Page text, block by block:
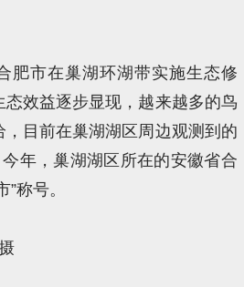
肥市在巢湖环湖带实施生态修
效益逐步显现，越来越多的鸟
目前在巢湖湖区周边观测到的
年，巢湖湖区所在的安徽省合
称号。